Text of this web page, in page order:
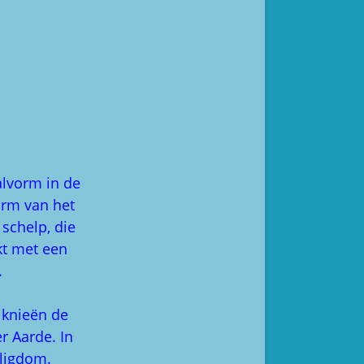
in de
van het
die
met een
de
Aarde. In